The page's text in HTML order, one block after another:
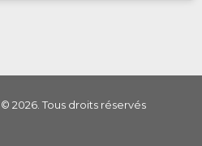
© 2026. Tous droits réservés